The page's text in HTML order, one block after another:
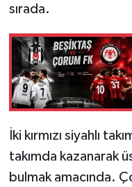
sırada.
İki kırmızı siyahlı
takımda kazanarak
bulmak amacında.